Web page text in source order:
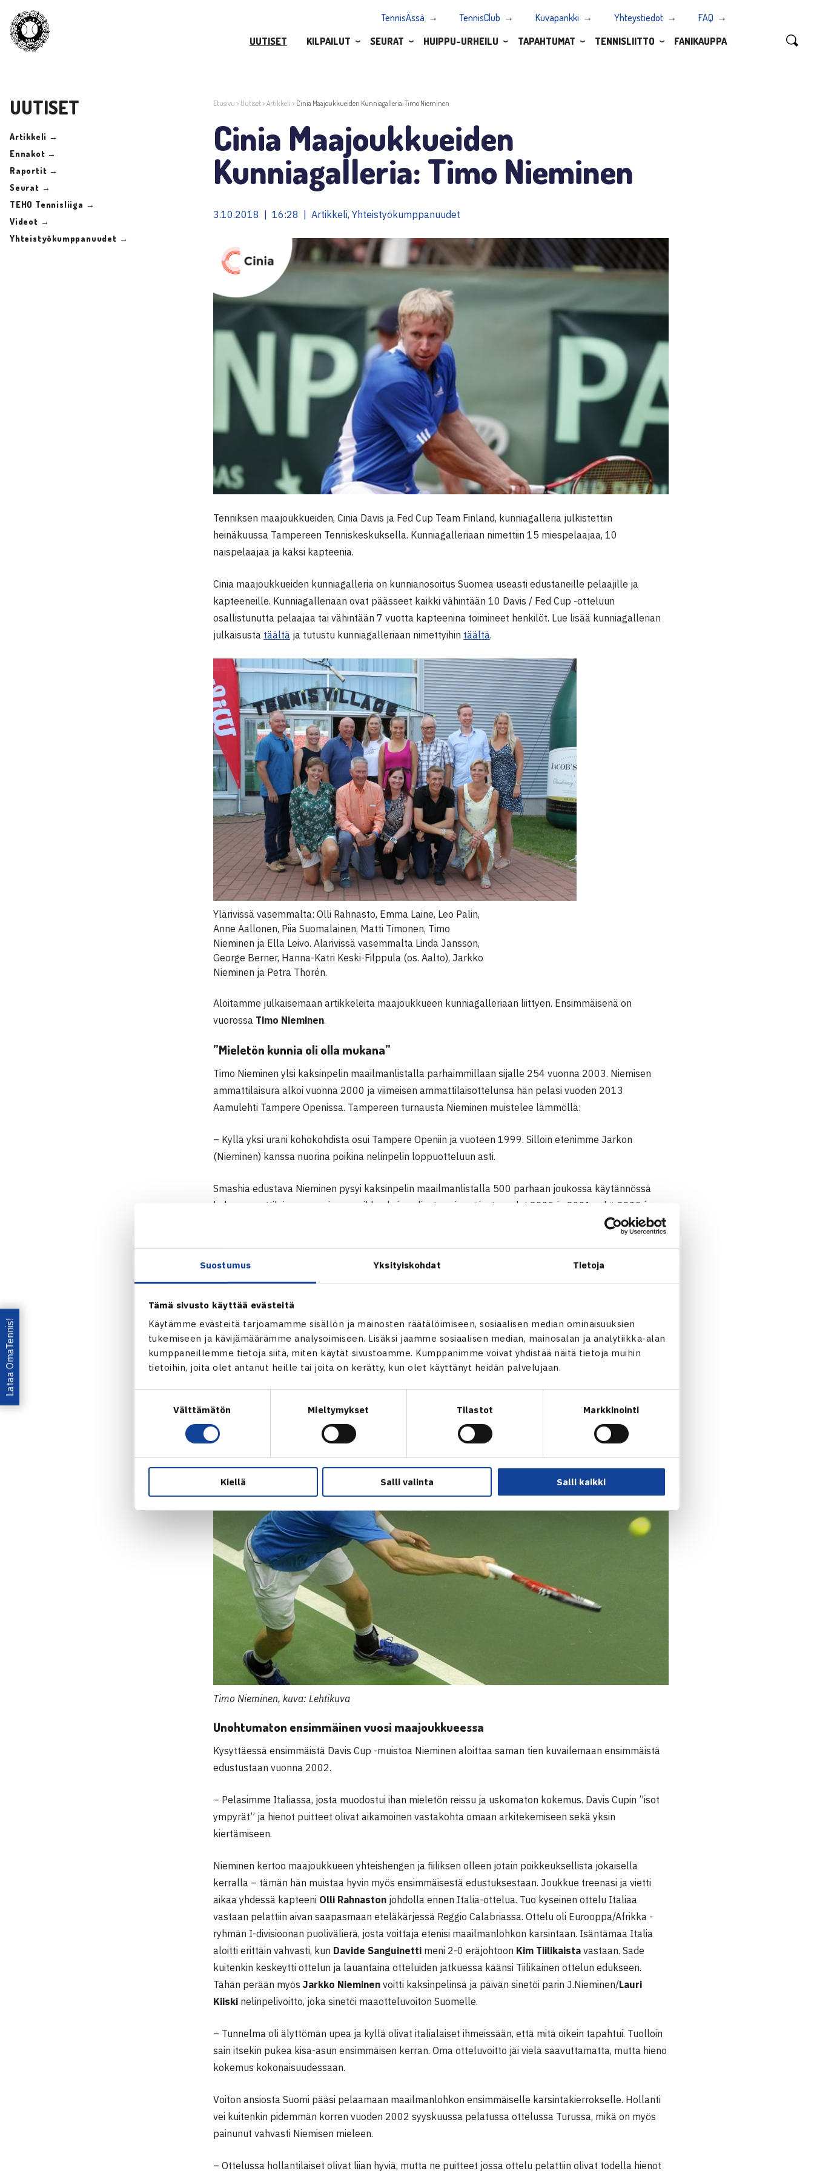
Suostumus Yksityiskohdat Tietoja
Tämä sivusto käyttää evästeitä
Käytämme evästeitä tarjoamamme sisällön ja mainosten räätälöimiseen, sosiaalisen median ominaisuuksien
tukemiseen ja kävijämäärämme analysoimiseen. Lisäksi jaamme sosiaalisen median, mainosalan ja analytiikka-alan
kumppaneillemme tietoja siitä, miten käytät sivustoamme. Kumppanimme voivat yhdistää näitä tietoja muihin
tietoihin, joita olet antanut heille tai joita on kerätty, kun olet käyttänyt heidän palvelujaan.
Välttämätön Mieltymykset Tilastot Markkinointi
Kiellä Salli valinta Salli kaikki
TennisÄssä TennisClub Kuvapankki Yhteystiedot
FAQ
UUTISET
KILPAILUT SEURAT HUIPPU-URHEILU TAPAHTUMAT TENNISLIITTO FANIKAUPPA
UUTISET
Artikkeli →
Ennakot →
Raportit →
Seurat →
TEHO Tennisliiga →
Videot →
Yhteistyökumppanuudet →
Etusivu > Uutiset>Artikkeli > Cinia Maajoukkueiden Kunniagalleria: Timo Nieminen
Cinia Maajoukkueiden
Kunniagalleria: Timo Nieminen
3.10.2018 | 16:28 | Artikkeli, Yhteistyökumppanuudet
Tenniksen maajoukkueiden, Cinia Davis ja Fed Cup Team Finland, kunniagalleria julkistettiin
heinäkuussa Tampereen Tenniskeskuksella. Kunniagalleriaan nimettiin 15 miespelaajaa, 10
naispelaajaa ja kaksi kapteenia.
Cinia maajoukkueiden kunniagalleria on kunnianosoitus Suomea useasti edustaneille pelaajille ja
kapteeneille. Kunniagalleriaan ovat päässeet kaikki vähintään 10 Davis / Fed Cup -otteluun
osallistunutta pelaajaa tai vähintään 7 vuotta kapteenina toimineet henkilöt. Lue lisää kunniagallerian
julkaisusta täältä ja tutustu kunniagalleriaan nimettyihin täältä.
Ylärivissä vasemmalta: Olli Rahnasto, Emma Laine, Leo Palin,
Anne Aallonen, Piia Suomalainen, Matti Timonen, Timo
Nieminen ja Ella Leivo. Alarivissä vasemmalta Linda Jansson,
George Berner, Hanna-Katri Keski-Filppula (os. Aalto), Jarkko
Nieminen ja Petra Thorén.
Aloitamme julkaisemaan artikkeleita maajoukkueen kunniagalleriaan liittyen. Ensimmäisenä on
vuorossa Timo Nieminen.
”Mieletön kunnia oli olla mukana”
Timo Nieminen ylsi kaksinpelin maailmanlistalla parhaimmillaan sijalle 254 vuonna 2003. Niemisen
ammattilaisura alkoi vuonna 2000 ja viimeisen ammattilaisottelunsa hän pelasi vuoden 2013
Aamulehti Tampere Openissa. Tampereen turnausta Nieminen muistelee lämmöllä:
– Kyllä yksi urani kohokohdista osui Tampere Openiin ja vuoteen 1999. Silloin etenimme Jarkon
(Nieminen) kanssa nuorina poikina nelinpelin loppuotteluun asti.
Smashia edustava Nieminen pysyi kaksinpelin maailmanlistalla 500 parhaan joukossa käytännössä
koko ammattilaisuransa ajan – poikkeuksina olivat ensimmäiset vuodet 2000 ja 2001 sekä 2005 ja
uran päätösvuosi 2013. ITF-turnauksissa Nieminen juhli mestaruuksia 16 kertaa kaksinpelissä ja
seitsemän kertaa nelinpelissä. Uran tasaisuudesta kertoo hyvin se, että suomalainen voitti vähintään
Puhuttaessa uran kohokohdista nousee esille saman tien Davis Cup ja Suomen edustaminen. Nieminen
oli ensimmäisen kerran mukana vuonna 2002 ja viimeisen kerran hän puki sinivalkoisen edustusasun
yllensä vuonna 2012. Maaotteluita Niemiselle kertyi 12, joissa hän pelasi yhteensä 15 ottelua.
– Maajoukkue oli minulle tosi tärkeä asia. Mieletön kunnia oli olla mukana ja aina olin valmis lähtemään
mukaan kutsun käydessä. Muistan jännittäneeni ja odottaneeni soittoa maajoukkueen kapteenilta aina
Davis Cup -otteluiden lähestyessä. Maajoukkuepaikoista oli kova kilpailu ja niihin ainakin itse halusin
todella kovasti mukaan, Nieminen kertoi maajoukkueen merkityksestä itselleen.
Timo Nieminen, kuva: Lehtikuva
Unohtumaton ensimmäinen vuosi maajoukkueessa
Kysyttäessä ensimmäistä Davis Cup -muistoa Nieminen aloittaa saman tien kuvailemaan ensimmäistä
edustustaan vuonna 2002.
– Pelasimme Italiassa, josta muodostui ihan mieletön reissu ja uskomaton kokemus. Davis Cupin ”isot
ympyrät” ja hienot puitteet olivat aikamoinen vastakohta omaan arkitekemiseen sekä yksin
kiertämiseen.
Nieminen kertoo maajoukkueen yhteishengen ja fiiliksen olleen jotain poikkeuksellista jokaisella
kerralla – tämän hän muistaa hyvin myös ensimmäisestä edustuksestaan. Joukkue treenasi ja vietti
aikaa yhdessä kapteeni Olli Rahnaston johdolla ennen Italia-ottelua. Tuo kyseinen ottelu Italiaa
vastaan pelattiin aivan saapasmaan eteläkärjessä Reggio Calabriassa. Ottelu oli Eurooppa/Afrikka -
ryhmän I-divisioonan puolivälierä, josta voittaja etenisi maailmanlohkon karsintaan. Isäntämaa Italia
aloitti erittäin vahvasti, kun Davide Sanguinetti meni 2-0 eräjohtoon Kim Tiilikaista vastaan. Sade
kuitenkin keskeytti ottelun ja lauantaina otteluiden jatkuessa käänsi Tiilikainen ottelun edukseen.
Tähän perään myös Jarkko Nieminen voitti kaksinpelinsä ja päivän sinetöi parin J.Nieminen/Lauri
Kiiski nelinpelivoitto, joka sinetöi maaotteluvoiton Suomelle.
– Tunnelma oli älyttömän upea ja kyllä olivat italialaiset ihmeissään, että mitä oikein tapahtui. Tuolloin
sain itsekin pukea kisa-asun ensimmäisen kerran. Oma otteluvoitto jäi vielä saavuttamatta, mutta hieno
kokemus kokonaisuudessaan.
Voiton ansiosta Suomi pääsi pelaamaan maailmanlohkon ensimmäiselle karsintakierrokselle. Hollanti
vei kuitenkin pidemmän korren vuoden 2002 syyskuussa pelatussa ottelussa Turussa, mikä on myös
painunut vahvasti Niemisen mieleen.
– Ottelussa hollantilaiset olivat liian hyviä, mutta ne puitteet jossa ottelu pelattiin olivat todella hienot
Lataa OmaTennis!